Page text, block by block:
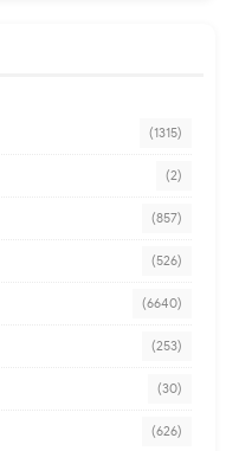
(1315)
(2)
(857)
(526)
(6640)
(253)
(30)
(626)